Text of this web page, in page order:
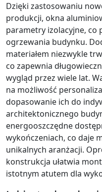
Dzięki zastosowaniu
produkcji, okna
parametry izolacyjne, co
ogrzewania budynku.
materiałem niezwykle
co zapewnia
wygląd przez wiele lat.
na możliwość
dopasowanie ich do
architektonicznego
energooszczędne
wykończeniach, co daje
unikalnych aranżacji.
konstrukcja ułatwia
istotnym atutem dla